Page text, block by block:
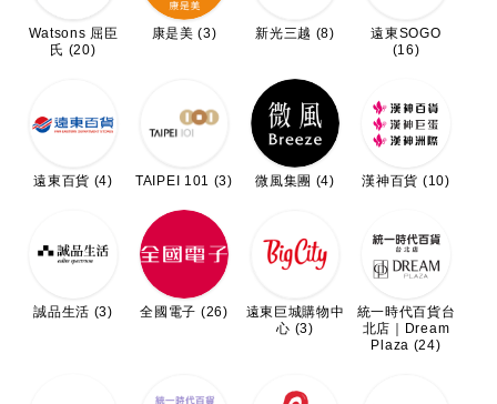
Watsons 屈臣
氏 (20)
康是美 (3) 新光三越 (8)
遠東SOGO
(16)
遠東百貨 (4) TAIPEI 101 (3) 微風集團 (4) 漢神百貨 (10)
誠品生活 (3) 全國電子 (26)
遠東巨城購物中
心 (3)
統一時代百貨台
北店｜Dream
Plaza (24)